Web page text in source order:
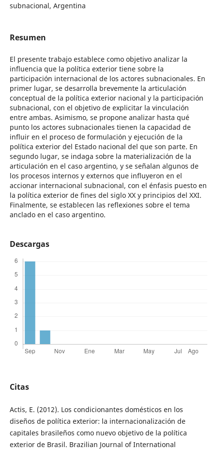
subnacional, Argentina
Resumen
El presente trabajo establece como objetivo analizar la
influencia que la política exterior tiene sobre la
participación internacional de los actores subnacionales. En
primer lugar, se desarrolla brevemente la articulación
conceptual de la política exterior nacional y la participación
subnacional, con el objetivo de explicitar la vinculación
entre ambas. Asimismo, se propone analizar hasta qué
punto los actores subnacionales tienen la capacidad de
influir en el proceso de formulación y ejecución de la
política exterior del Estado nacional del que son parte. En
segundo lugar, se indaga sobre la materialización de la
articulación en el caso argentino, y se señalan algunos de
los procesos internos y externos que influyeron en el
accionar internacional subnacional, con el énfasis puesto en
la política exterior de fines del siglo XX y principios del XXI.
Finalmente, se establecen las reflexiones sobre el tema
anclado en el caso argentino.
Descargas
Citas
Actis, E. (2012). Los condicionantes domésticos en los
diseños de política exterior: la internacionalización de
capitales brasileños como nuevo objetivo de la política
exterior de Brasil. Brazilian Journal of International